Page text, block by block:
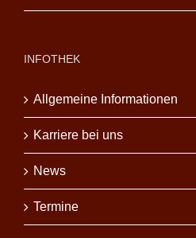
INFOTHEK
Allgemeine Informationen
Karriere bei uns
News
Termine